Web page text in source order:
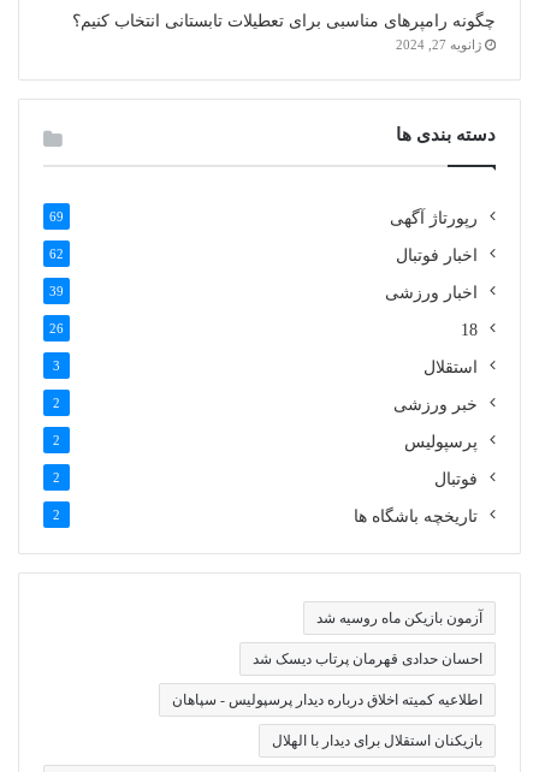
چگونه رامپرهای مناسبی برای تعطیلات تابستانی انتخاب کنیم؟
ژانویه 27, 2024
دسته بندی ها
رپورتاژ آگهی 69
اخبار فوتبال 62
اخبار ورزشی 39
18
26
استقلال 3
خبر ورزشی 2
پرسپولیس 2
فوتبال 2
تاریخچه باشگاه ها 2
آزمون بازیکن ماه روسیه شد
احسان حدادی قهرمان پرتاب دیسک شد
اطلاعیه کمیته اخلاق درباره دیدار پرسپولیس - سپاهان
بازیکنان استقلال برای دیدار با الهلال